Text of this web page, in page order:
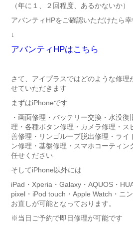
（年に１、２回程度、あるかないか）
アバンティHPをご確認いただけたら
↓
アバンティHPはこちら
さて、アイプラスではどのような修理
せていただきます
まずはiPhoneです
・画面修理・バッテリー交換・水没
理・各種ボタン修理・カメラ修理・ス
善修理・リンゴループ脱出修理・ライ
ン修理・基盤修理・スマホコーティン
任せください
そしてiPhone以外には
iPad・Xperia・Galaxy・AQUOS・
pixel・iPod touch・Apple Watch・ニ
お直しが可能となっております。
※当日ご予約で即日修理が可能です